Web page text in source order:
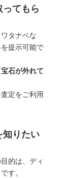
ってもら
タナベな
提示可能で
宝石が外れて
定をご利用
知りたい
的は、ディ
す。